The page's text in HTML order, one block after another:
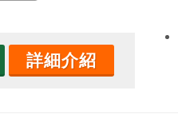
詳細介紹